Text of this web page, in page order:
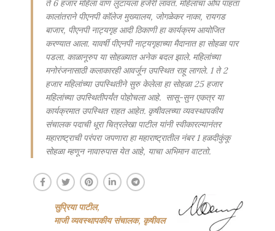
ते 6 हजार महिला वाण लुटायला हजेरी लावत. महिलांचा ओघ पाहता
कालांतराने पीएनपी कॉलेज मुख्यालय, जोगळेकर नाका, रायगड
बाजार, पीएनपी नाट्यगृह आदी ठिकाणी हा कार्यक्रम आयोजित
करण्यात आला. यावर्षी पीएनपी नाट्यगृहाच्या मैदानात हा सोहळा पार
पडला. काळानूरुप या सोहळ्यात अनेक बदल झाले. महिलांच्या
मनोरंजनासाठी कलाकारही आवर्जून उपस्थित राहू लागले. 1 ते 2
हजार महिलांच्या उपस्थितीने सुरु केलेला हा सोहळा 25 हजार
महिलांच्या उपस्थितीपर्यंत पोहोचला आहे. सासू-सुन एकत्र या
कार्यक्रमात उपस्थित राहत आहेत. कृषीवलच्या व्यवस्थापकीय
संचालक पदाची धूरा चित्रलेखा पाटील यांनी स्वीकारल्यानंतर
महाराष्ट्राची परंपरा जपणारा हा महाराष्ट्रातील नंबर 1 हळदीकुंकू
सोहळा म्हणून नावारुपास येत आहे, याचा अभिमान वाटतो.
सुप्रिया पाटील,
माजी व्यवस्थापकीय संचालक, कृषीवल